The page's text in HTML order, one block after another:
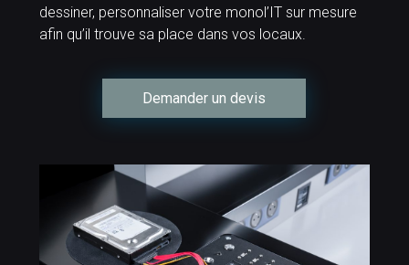
dessiner, personnaliser votre monol’IT sur mesure
afin qu’il trouve sa place dans vos locaux.
Demander un devis